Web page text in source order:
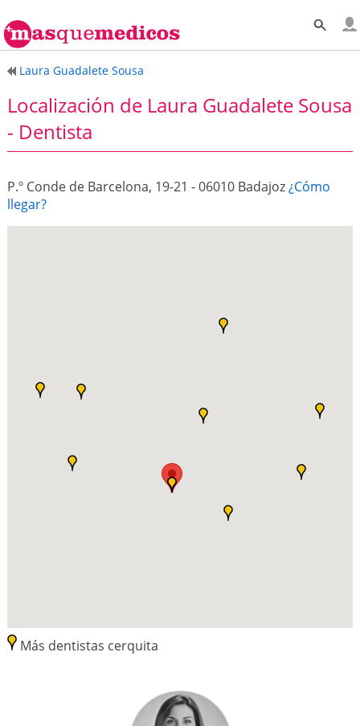
Laura Guadalete Sousa
Localización de Laura Guadalete Sousa
- Dentista
P.º Conde de Barcelona, 19-21 - 06010 Badajoz¿Cómo
llegar?
Más dentistas cerquita